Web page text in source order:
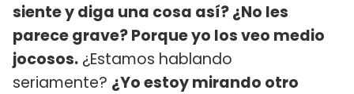
siente y diga una cosa así? ¿No les
parece grave? Porque yo los veo medio
jocosos. ¿Estamos hablando
seriamente? ¿Yo estoy mirando otro